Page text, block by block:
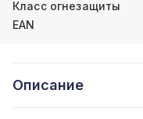
Класс огнезащиты
EAN
Описание